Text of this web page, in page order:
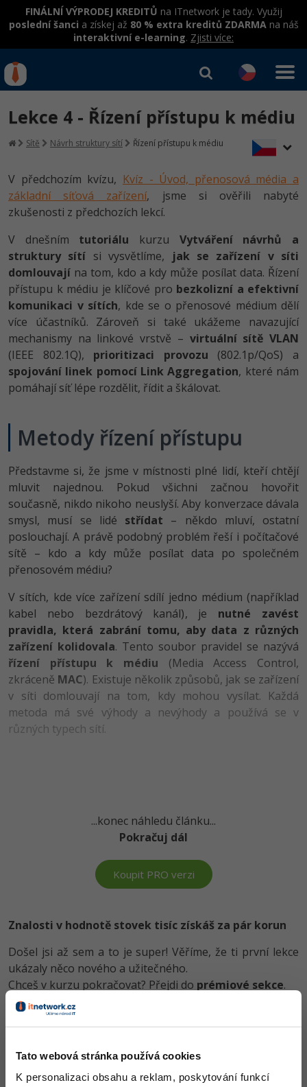
Tato webová stránka používá cookies
K personalizaci obsahu a reklam, poskytování funkcí
FINÁLNÍ VÝPRODEJ KREDITŮ na ITnetwork je tady. Využij
poslední šanci a získej až 80 % extra kreditů ZDARMAna náš
interaktivní e-learning. Zjisti více:
Rekvalifikace a kurzy
hrazené úřadem práce
Workshopy zdarma
Umělá inteligence v praxi
Datová analýza v praxi
Školení
Základy programování
Objektové programování - OOP
Umělá inteligence
HTML5, CSS3, Bootstrap, SEO
SQL a databáze
Testování a verzování
UML a návrhové vzory
Spring
ASP.NET MVC
Django
Best practices
Školení dle technologií
C# .NET
Java
PHP
JavaScript
HTML / CSS
UML a návrhové vzory
MySQL/MariaDB
MS-SQL
SQLite
Junior programátor
Programátor WWW aplikací
Senior programátor
Front-end developer
Vývojář mobilních aplikací
Specialista na AI a bigdata
C# Game developer
Tester
Systémový administrátor
Grafik / UX/UI návrhář
3D grafik
Projektový manažer
Databázový analytik
Copywriter
WordPress specialista
SEO specialista
Kurzy programování
Jak začít?
Java -80%
C#.NET -80%
Python -80%
JavaScript -80%
PHP -80%
Swift -80%
Kotlin -80%
C -80%
VB.NET
SQL
Návrh SW -80%
Algoritmy -41%
Umělá inteligence (AI) -10%
Pro děti
Testování softwaru
Datová analýza
Digitální gramotnost
Marketing -30%
WordPress
Business
Kryptoměny -25%
Copywriting -30%
Google Dokumenty
Time management
Windows
Linux
Kurzy designu
-80%
Adobe Illustrator -80%
Adobe Lightroom
-15%
Adobe InDesign -25%
Kariéra
Pro firmy
Přihlásit se | Registrovat
Lekce 4 - Řízení přístupu k médiu
Sítě Návrh struktury sítí Řízení přístupu k médiu
V předchozím kvízu, Kvíz - Úvod, přenosová média a
základní síťová zařízení, jsme si ověřili nabyté
zkušenosti z předchozích lekcí.
V dnešním tutoriálu kurzu Vytváření návrhů a
struktury sítí si vysvětlíme,
jak se zařízení v síti
domlouvají na tom, kdo a kdy může posílat data. Řízení
přístupu k médiu je klíčové pro bezkolizní a efektivní
komunikaci v sítích, kde se o přenosové médium dělí
více účastníků. Zároveň si také ukážeme navazující
mechanismy na linkové vrstvě – virtuální sítě VLAN
(IEEE 802.1Q), prioritizaci provozu (802.1p/QoS) a
spojování linek pomocí Link Aggregation, které nám
pomáhají síť lépe rozdělit, řídit a škálovat.
Metody řízení přístupu
Představme si, že jsme v místnosti plné lidí, kteří chtějí
mluvit najednou. Pokud všichni začnou hovořit
současně, nikdo nikoho neuslyší. Aby konverzace dávala
smysl, musí se lidé střídat – někdo mluví, ostatní
poslouchají. A právě podobný problém řeší i počítačové
sítě – kdo a kdy může posílat data po společném
přenosovém médiu?
V sítích, kde více zařízení sdílí jedno médium (například
kabel nebo bezdrátový kanál), je nutné zavést
pravidla, která zabrání tomu, aby data z různých
zařízení kolidovala. Tento soubor pravidel se nazývá
řízení přístupu k médiu (Media Access Control,
zkráceně MAC). Existuje několik způsobů, jak se zařízení
v síti domlouvají na tom, kdy mohou vysílat. Každá
metoda má své výhody a nevýhody a používá se v
různých typech sítí.
...konec náhledu článku...
Pokračuj dál
Koupit PRO verzi
Znalosti v hodnotě stovek tisíc získáš za pár korun
Došel jsi až sem a to je super! Věříme, že ti první lekce
ukázaly něco nového a užitečného.
Chceš v kurzu pokračovat? Přejdi do prémiové sekce.
Obsah článku spadá pod licenciPremium, koupí článku souhlasíš